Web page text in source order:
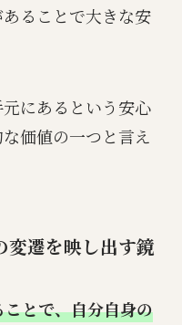
ることで大きな安
にあるという安心
価値の一つと言え
変遷を映し出す鏡
とで、自分自身の